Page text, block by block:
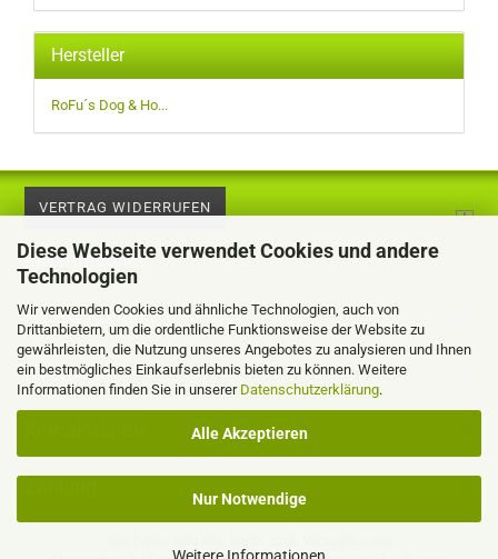
Diese Webseite verwendet Cookies und andere
Technologien
Wir verwenden Cookies und ähnliche Technologien, auch von
Drittanbietern, um die ordentliche Funktionsweise der Website zu
gewährleisten, die Nutzung unseres Angebotes zu analysieren und Ihnen
ein bestmögliches Einkaufserlebnis bieten zu können. Weitere
Informationen finden Sie in unserer Datenschutzerklärung.
Alle Akzeptieren
Nur Notwendige
Hersteller
RoFu´s Dog & Ho...
VERTRAG WIDERRUFEN
Informationen
Hilfe & Kontakt
Ihr Konto